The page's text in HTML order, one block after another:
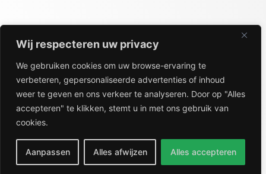
Wij respecteren uw privacy
We gebruiken cookies om uw browse-ervaring te
verbeteren, gepersonaliseerde advertenties of inhoud
weer te geven en ons verkeer te analyseren. Door op "Alles
accepteren" te klikken, stemt u in met ons gebruik van
cookies.
Aanpassen Alles afwijzen Alles accepteren
CATALOGI
Workwear &
Veiligheid
Kantoor & Receptie
Gezondheid & Beauty
Keuken & Horeca